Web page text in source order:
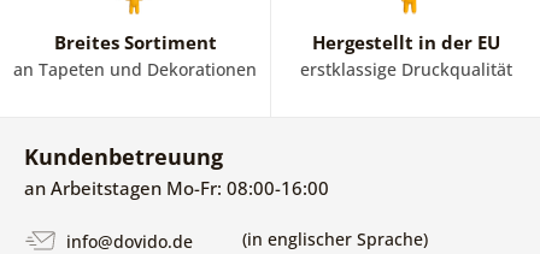
Breites Sortiment
an Tapeten und Dekorationen
Hergestellt in der EU
erstklassige Druckqualität
Kundenbetreuung
an Arbeitstagen Mo-Fr: 08:00-16:00
info@dovido.de (in englischer Sprache)